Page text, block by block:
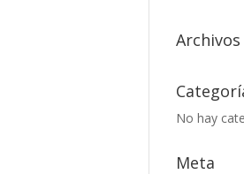
Archivos
No hay
Meta